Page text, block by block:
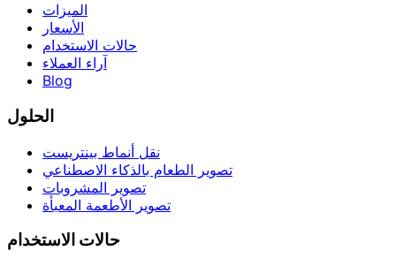
الميزات
الأسعار
حالات الاستخدام
آراء العملاء
Blog
الحلول
نقل أنماط بينتريست
تصوير الطعام بالذكاء الاصطناعي
تصوير المشروبات
تصوير الأطعمة المعبأة
حالات الاستخدام